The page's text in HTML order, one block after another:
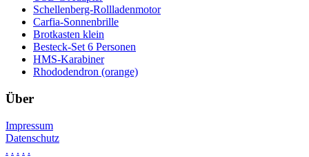
Schellenberg-Rollladenmotor
Carfia-Sonnenbrille
Brotkasten klein
Besteck-Set 6 Personen
HMS-Karabiner
Rhododendron (orange)
Über
Impressum
Datenschutz
. . . . .